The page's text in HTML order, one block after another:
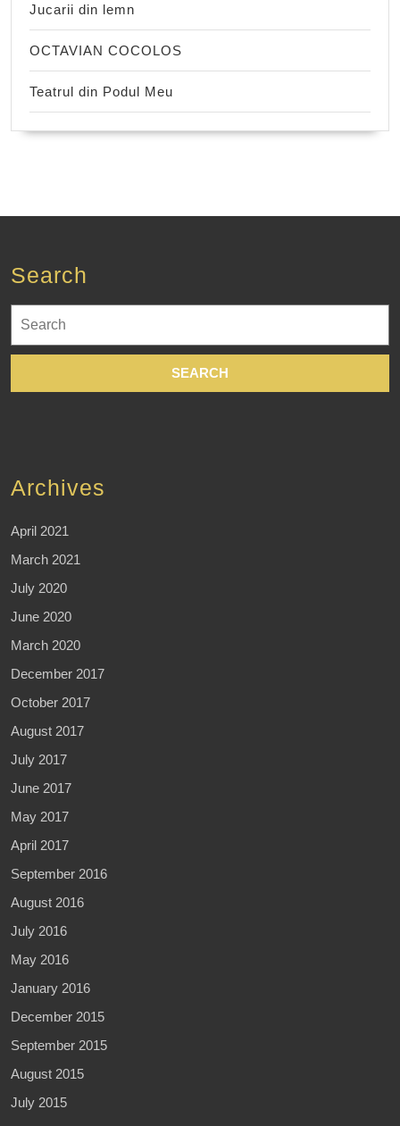
Jucarii din lemn
OCTAVIAN COCOLOS
Teatrul din Podul Meu
Search
for:
Archives
April 2021
March 2021
July 2020
June 2020
March 2020
December 2017
October 2017
August 2017
July 2017
June 2017
May 2017
April 2017
September 2016
August 2016
July 2016
May 2016
January 2016
December 2015
September 2015
August 2015
July 2015